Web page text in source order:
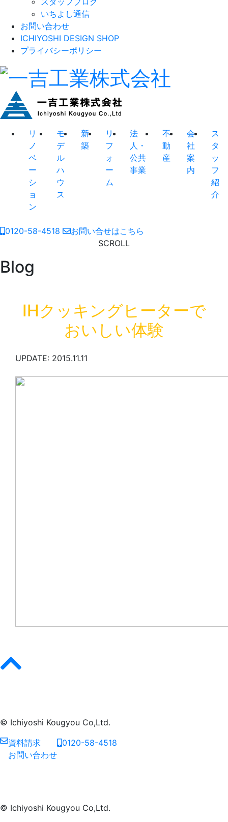
いちよし通信
お問い合わせ
ICHIYOSHI DESIGN SHOP
プライバシーポリシー
リ
ノ
ベ
ー
シ
ョ
ン
モ
デ
ル
ハ
ウ
ス
新
築
リ
フ
ォ
ー
ム
法
人・
公共
事業
不
動
産
会
社
案
内
ス
タ
ッ
フ
紹
介
0120-58-4518
お問い合せはこちら
SCROLL
Blog
IHクッキングヒーターで
おいしい体験
UPDATE: 2015.11.11
© Ichiyoshi Kougyou Co,Ltd.
資料請求
お問い合わせ
0120-58-4518
© Ichiyoshi Kougyou Co,Ltd.